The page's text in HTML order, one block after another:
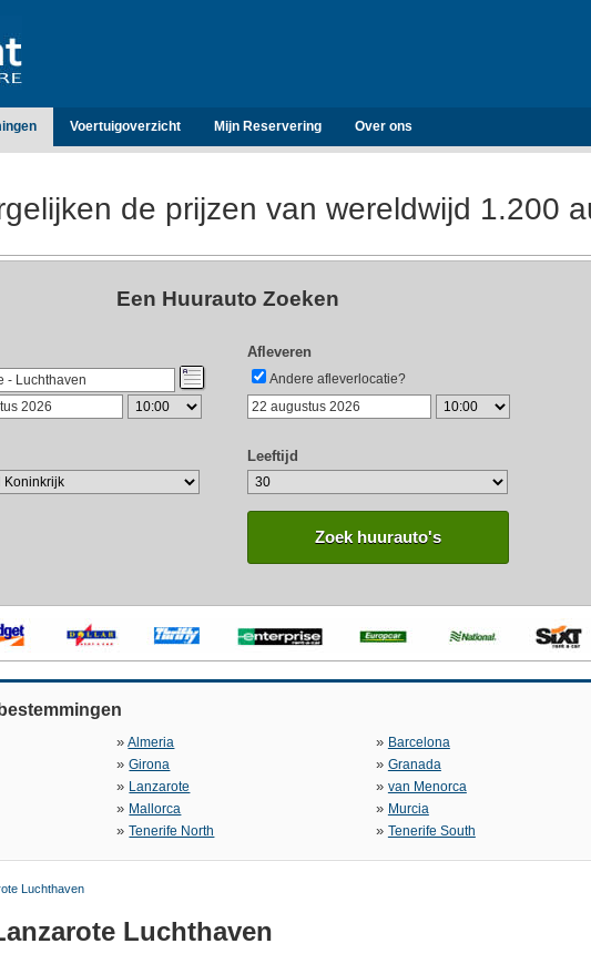
Voertuigoverzicht Mijn Reservering Over ons
de prijzen van wereldwijd 1.200
Een Huurauto Zoeken
Afleveren
Andere afleverlocatie?
Leeftijd
Zoek huurauto's
»Almeria » Barcelona
»Girona » Granada
» Lanzarote » van Menorca
» Mallorca » Murcia
»Tenerife North » Tenerife South
Luchthaven
Luchthaven